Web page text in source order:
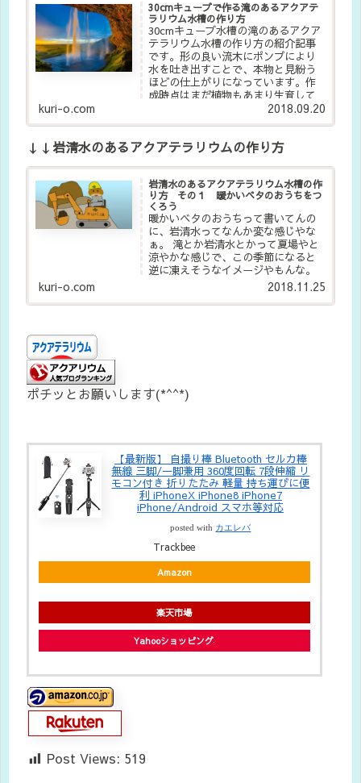
30cmキューブで作る滝のあるアクアテ
ラリウム水槽の作り方
30cmキューブ水槽の滝のあるアクア
テラリウム水槽の作り方の紹介記事
です。形の良い流木にポンプにより
水を吐き出すことで、本物と見紛う
ほどの仕上がりになっています。作
成時点はまだ植物もあまり生育して
いませんが、今では緑に覆われた我
kuri-o.com 2018.09.20
↓↓岩清水のあるアクアテラリウムの作り方
岩清水のあるアクアテラリウム水槽の作
り方 その１ 暖かいベタのおうちをつ
くろう
暖かいベタのおうちって書いてんの
に、岩清水ってなんか変な感じやな
ぁ。 滝とか岩清水とかって夏場やと
涼やかな感じで、この季節になると
逆に凍えそうなイメージやもんな。
アクアテラリウムで暖かそうなイメ
ージと言うとアマゾンの密林を再
現…
kuri-o.com 2018.11.25
ポチッとお願いします(*^^*)
【最新版】 自撮り棒 Bluetooth セルカ棒
無線 三脚/一脚兼用 360度回転 7段伸縮 リ
モコン付き 折りたたみ 軽量 持ち運びに便
利 iPhoneX iPhone8 iPhone7
iPhone/Android スマホ等対応
posted with カエレバ
Trackbee
Amazon
楽天市場
Yahooショッピング
Post Views: 519